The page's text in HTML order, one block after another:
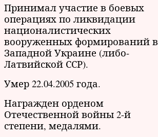
Принимал участие в боевых
операциях по ликвидации
националистических
вооруженных формирований в
Западной Украине (либо-
Латвийской ССР).
Умер 22.04.2005 года.
Награжден орденом
Отечественной войны 2-й
степени, медалями.